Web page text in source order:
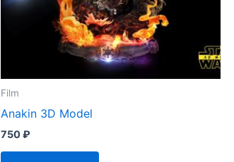
Film
Anakin 3D Model
750₽